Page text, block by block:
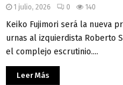
1 julio, 2026 0 140
Keiko Fujimori será la nueva
urnas al izquierdista Roberto
el complejo escrutinio....
Leer Más